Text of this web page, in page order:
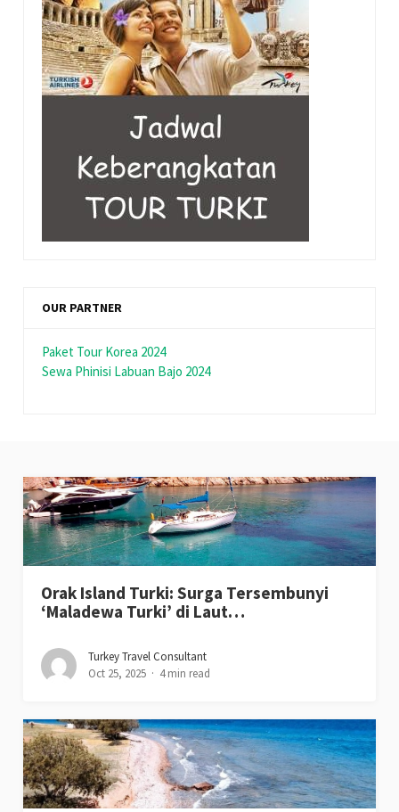
OUR PARTNER
Paket Tour Korea 2024
Sewa Phinisi Labuan Bajo 2024
Orak Island Turki: Surga Tersembunyi
‘Maladewa Turki’ di Laut…
Turkey Travel Consultant
Oct 25, 2025
4 min read